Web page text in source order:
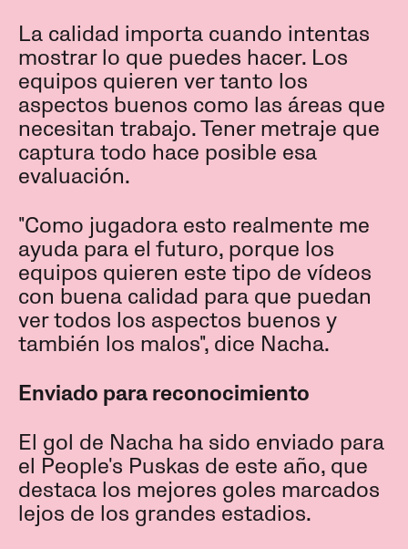
La calidad importa cuando intentas
mostrar lo que puedes hacer. Los
equipos quieren ver tanto los
aspectos buenos como las áreas que
necesitan trabajo. Tener metraje que
captura todo hace posible esa
evaluación.
"Como jugadora esto realmente me
ayuda para el futuro, porque los
equipos quieren este tipo de vídeos
con buena calidad para que puedan
ver todos los aspectos buenos y
también los malos", dice Nacha.
Enviado para reconocimiento
El gol de Nacha ha sido enviado para
el People's Puskas de este año, que
destaca los mejores goles marcados
lejos de los grandes estadios.